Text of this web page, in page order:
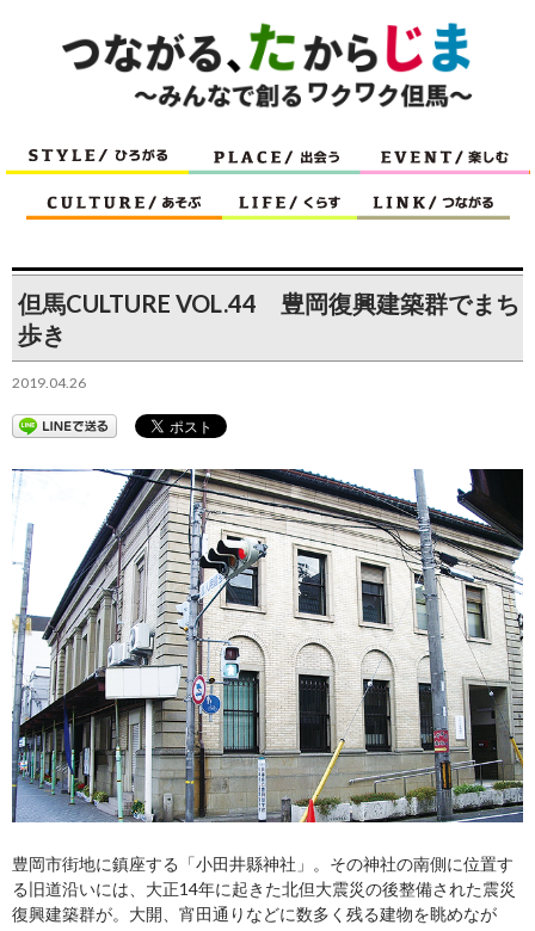
但馬CULTURE VOL.44 豊岡復興建築群でまち
歩き
2019.04.26
豊岡市街地に鎮座する「小田井縣神社」。その神社の南側に位置す
る旧道沿いには、大正14年に起きた北但大震災の後整備された震災
復興建築群が。大開、宵田通りなどに数多く残る建物を眺めなが